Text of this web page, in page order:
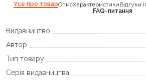
Усе про товарОписХарактеристикиВідгуки
FAQ-питання
Видавництво
Автор
Тип товару
Серія видавництва